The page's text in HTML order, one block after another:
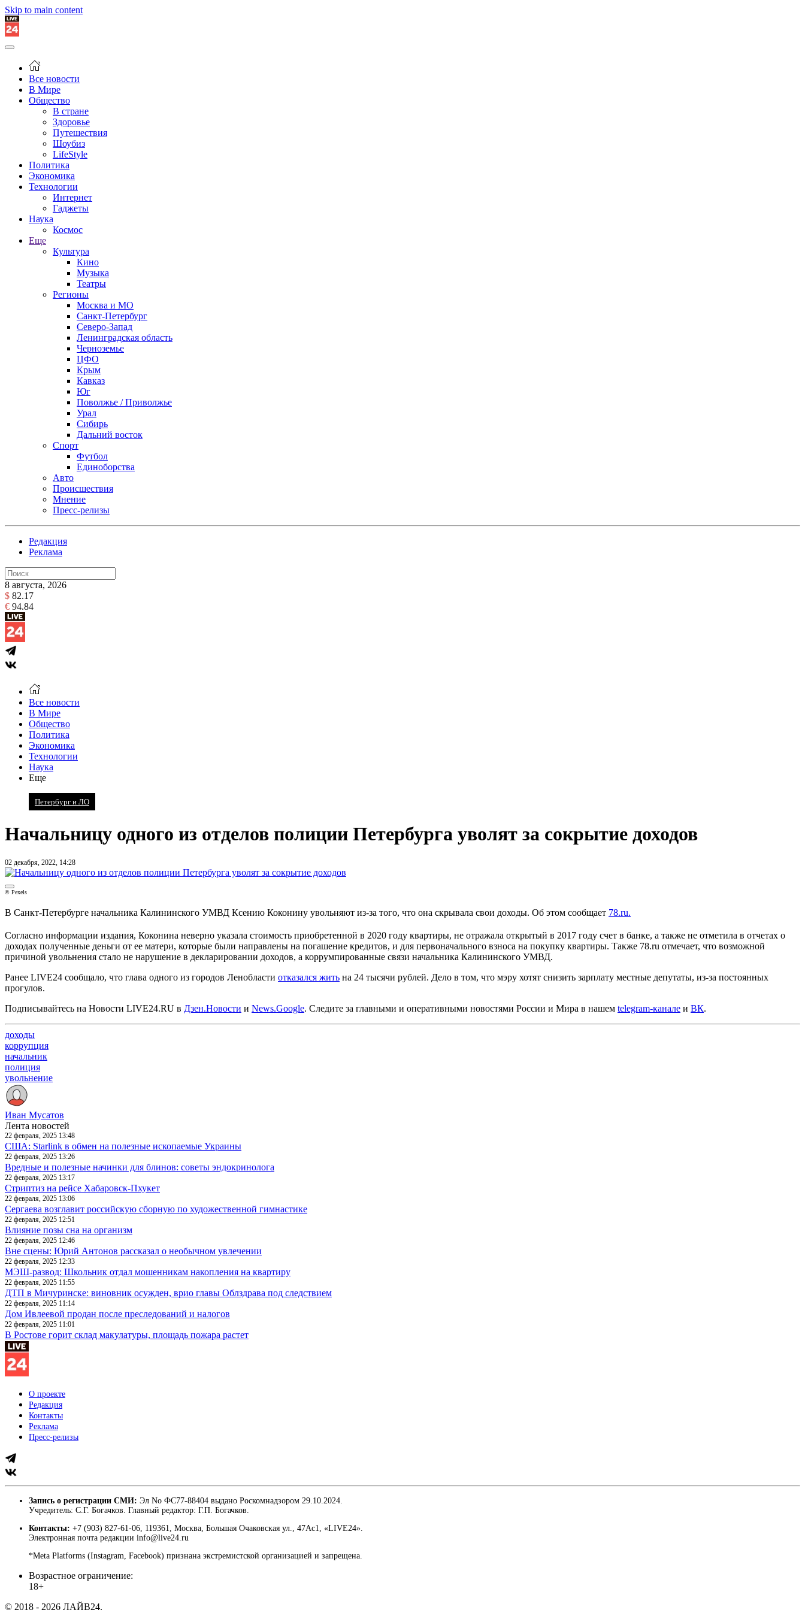
Skip to main content
Все новости
В Мире
Общество
В стране
Здоровье
Путешествия
Шоубиз
LifeStyle
Политика
Экономика
Технологии
Интернет
Гаджеты
Наука
Космос
Еще
Культура
Кино
Музыка
Театры
Регионы
Москва и МО
Санкт-Петербург
Северо-Запад
Ленинградская область
Черноземье
ЦФО
Крым
Кавказ
Юг
Поволжье / Приволжье
Урал
Сибирь
Дальний восток
Спорт
Футбол
Единоборства
Авто
Происшествия
Мнение
Пресс-релизы
Редакция
Реклама
8 августа, 2026
$ 82.17
€ 94.84
Все новости
В Мире
Общество
Политика
Экономика
Технологии
Наука
Еще
Петербург и ЛО
Начальницу одного из отделов полиции Петербурга уволят за сокрытие доходов
02 декабря, 2022, 14:28
© Pexels
В Санкт-Петербурге начальника Калининского УМВД Ксению Коконину увольняют из-за того, что она скрывала свои доходы. Об этом сообщает 78.ru.
Согласно информации издания, Коконина неверно указала стоимость приобретенной в 2020 году квартиры, не отражала открытый в 2017 году счет в банке, а также не отметила в отчетах о
доходах полученные деньги от ее матери, которые были направлены на погашение кредитов, и для первоначального взноса на покупку квартиры. Также 78.ru отмечает, что возможной
причиной увольнения стало не нарушение в декларировании доходов, а коррумпированные связи начальника Калининского УМВД.
Ранее LIVE24 сообщало, что глава одного из городов Ленобласти отказался жить на 24 тысячи рублей. Дело в том, что мэру хотят снизить зарплату местные депутаты, из-за постоянных
прогулов.
Подписывайтесь на Новости LIVE24.RU в Дзен.Новости и News.Google. Следите за главными и оперативными новостями России и Мира в нашем telegram-канале и ВК.
доходы
коррупция
начальник
полиция
увольнение
Иван Мусатов
Лента новостей
22 февраля, 2025 13:48
США: Starlink в обмен на полезные ископаемые Украины
22 февраля, 2025 13:26
Вредные и полезные начинки для блинов: советы эндокринолога
22 февраля, 2025 13:17
Стриптиз на рейсе Хабаровск-Пхукет
22 февраля, 2025 13:06
Сергаева возглавит российскую сборную по художественной гимнастике
22 февраля, 2025 12:51
Влияние позы сна на организм
22 февраля, 2025 12:46
Вне сцены: Юрий Антонов рассказал о необычном увлечении
22 февраля, 2025 12:33
МЭШ-развод: Школьник отдал мошенникам накопления на квартиру
22 февраля, 2025 11:55
ДТП в Мичуринске: виновник осужден, врио главы Облздрава под следствием
22 февраля, 2025 11:14
Дом Ивлеевой продан после преследований и налогов
22 февраля, 2025 11:01
В Ростове горит склад макулатуры, площадь пожара растет
О проекте
Редакция
Контакты
Реклама
Пресс-релизы
Запись о регистрации СМИ: Эл No ФС77-88404 выдано Роскомнадзором 29.10.2024.
Учредитель: С.Г. Богачков. Главный редактор: Г.П. Богачков.
Контакты: +7 (903) 827-61-06, 119361, Москва, Большая Очаковская ул., 47Ас1, «LIVE24».
Электронная почта редакции info@live24.ru
*Meta Platforms (Instagram, Facebook) признана экстремистской организацией и запрещена.
Возрастное ограничение:
18+
© 2018 - 2026 ЛАЙВ24.